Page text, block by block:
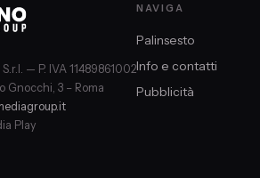
— P. IVA 11489861002
Gnocchi, 3 – Roma
Play
NAVIGA
Palinsesto
Info e contatti
Pubblicità